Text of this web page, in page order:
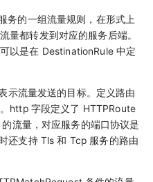
务的一组流量规则，在形式上
量都转发到对应的服务后端。
以是在 DestinationRule 中定
示流量发送的目标。定义路由
http 字段定义了 HTTPRoute
流量，对应服务的端口协议是
还支持 Tls 和 Tcp 服务的路由